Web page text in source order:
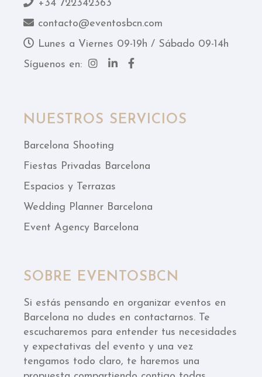
+34 722342363
contacto@eventosbcn.com
Lunes a Viernes 09-19h / Sábado 09-14h
Síguenos en:
NUESTROS SERVICIOS
Barcelona Shooting
Fiestas Privadas Barcelona
Espacios y Terrazas
Wedding Planner Barcelona
Event Agency Barcelona
SOBRE EVENTOSBCN
Si estás pensando en organizar eventos en
Barcelona no dudes en contactarnos. Te
escucharemos para entender tus necesidades
y expectativas del evento y una vez
tengamos todo claro, te haremos una